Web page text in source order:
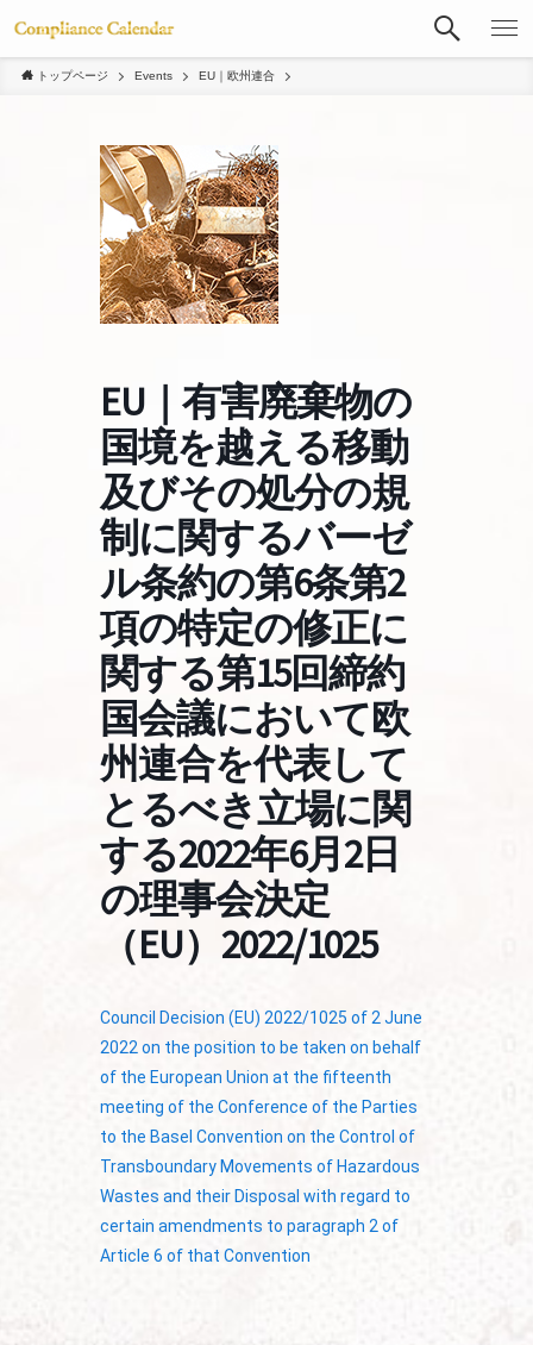
トップページ Events EU｜欧州連合
EU｜有害廃棄物の
国境を越える移動
及びその処分の規
制に関するバーゼ
ル条約の第6条第2
項の特定の修正に
関する第15回締約
国会議において欧
州連合を代表して
とるべき立場に関
する2022年6月2日
の理事会決定
（EU）2022/1025
Council Decision (EU) 2022/1025 of 2 June
2022 on the position to be taken on behalf
of the European Union at the fifteenth
meeting of the Conference of the Parties
to the Basel Convention on the Control of
Transboundary Movements of Hazardous
Wastes and their Disposal with regard to
certain amendments to paragraph 2 of
Article 6 of that Convention